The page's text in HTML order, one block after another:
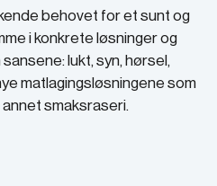
behovet for et sunt og
i konkrete løsninger og
lukt, syn, hørsel,
matlagingsløsningene som
smaksraseri.